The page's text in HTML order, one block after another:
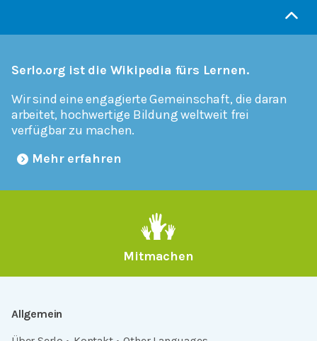
Serlo.org ist die Wikipedia fürs Lernen.
Wir sind eine engagierte Gemeinschaft, die daran
arbeitet, hochwertige Bildung weltweit frei
verfügbar zu machen.
Mehr erfahren
Mitmachen
Allgemein